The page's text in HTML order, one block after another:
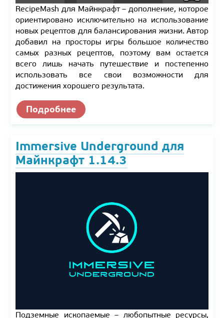
RecipeMash для Майнкрафт – дополнение, которое
ориентировано исключительно на использование
новых рецептов для балансирования жизни. Автор
добавил на просторы игры большое количество
самых разных рецептов, поэтому вам остается
всего лишь начать путешествие и постепенно
использовать все свои возможности для
достижения хорошего результата.
Подробнее
Immersive Underground для
Майнкрафт 1.14.3
Подземные ископаемые – любопытные ресурсы,